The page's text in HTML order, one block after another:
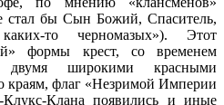
бы Сын Божий, Спаситель,
то черномазых»). Этот
формы крест, со временем
широкими красными
краям, флаг «Незримой Империи
Клана появились и иные